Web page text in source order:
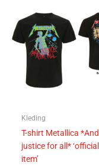
Kleding
T-shirt Metallica *And
justice for all* ‘official
item’